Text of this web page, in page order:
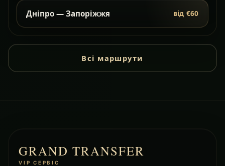
Дніпро — Запоріжжя від €60
Всі маршрути
GRAND TRANSFER
VIP СЕРВІС